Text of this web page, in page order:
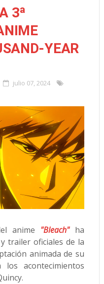
3ª
YEAR
julio 07, 2024
anime "Bleach"ha
trailer oficiales de la
animada de su
acontecimientos